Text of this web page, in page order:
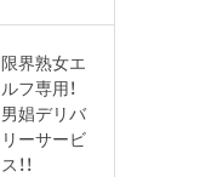
限界熟女エ
ルフ専用！
男娼デリバ
リーサービ
ス！！